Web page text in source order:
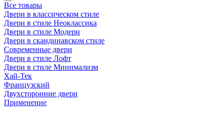
Все товары
Двери в классическом стиле
Двери в стиле Неоклассика
Двери в стиле Модерн
Двери в скандинавском стиле
Современные двери
Двери в стиле Лофт
Двери в стиле Минимализм
Хай-Тек
Французский
Двухсторонние двери
Применение